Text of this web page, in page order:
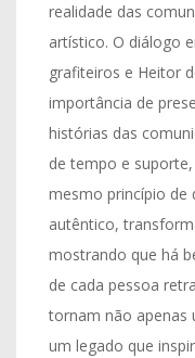
realidade das
artístico. O diálogo
grafiteiros e Heitor
importância de
histórias das
de tempo e
mesmo princípio de
autêntico,
mostrando que há
de cada pessoa
tornam não apenas
um legado que